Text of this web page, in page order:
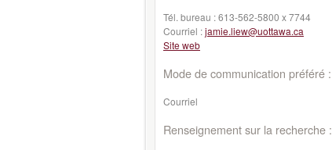
Tél. bureau :613-562-5800 x 7744
Courriel :jamie.liew@uottawa.ca
Site web
Mode de communication préféré :
Courriel
Renseignement sur la recherche :